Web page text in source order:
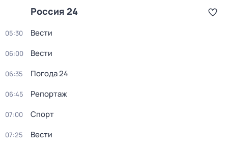
Россия 24
05:30 Вести
06:00 Вести
06:35 Погода 24
06:45 Репортаж
07:00 Спорт
07:25 Вести